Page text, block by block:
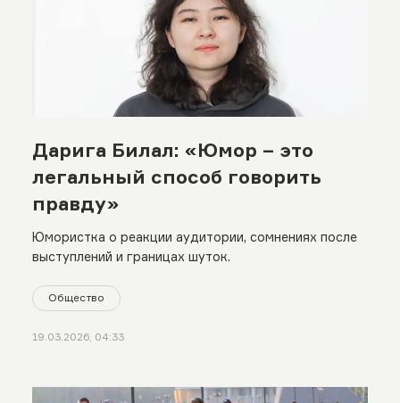
Дарига Билал: «Юмор – это
легальный способ говорить
правду»
Юмористка о реакции аудитории, сомнениях после
выступлений и границах шуток.
Общество
19.03.2026, 04:33